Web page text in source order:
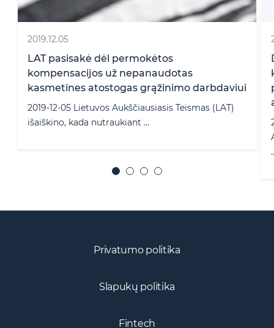
2020.03.05
Darbuotojų perviliojimas nesąžiningos
konkurencijos veiksmais ir komercinių
paslapčių atskleidimas. Ar darbdavys gali
apginti savo teises?
2020-03-05 Lietuvos